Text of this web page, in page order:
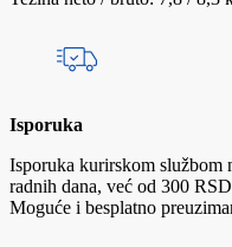
Isporuka
Isporuka kurirskom službom
radnih dana, već od 300
Moguće i besplatno